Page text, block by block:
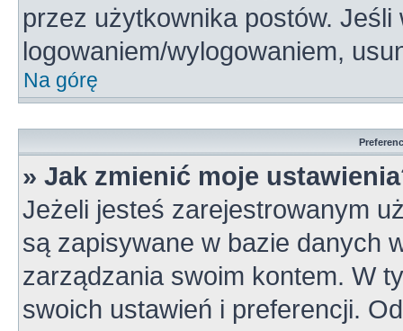
przez użytkownika postów.
logowaniem/wylogowaniem,
Na górę
» Jak zmienić moje
Jeżeli jesteś zarejestrowanym
są zapisywane w bazie danych
zarządzania swoim kontem. W
swoich ustawień i preferencji.